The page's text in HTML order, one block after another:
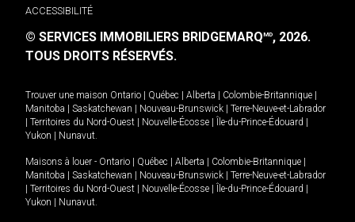
ACCESSIBILITÉ
© SERVICES IMMOBILIERS BRIDGEMARQMD, 2026.
TOUS DROITS RÉSERVÉS.
Trouver une maison Ontario Québec Alberta Colombie-Britannique
Manitoba
Saskatchewan Nouveau-Brunswick
Terre-Neuve-et-Labrador
Territoires du Nord-Ouest Nouvelle-Écosse Île-du-Prince-Édouard
Yukon
Nunavut.
Maisons à louer - Ontario Québec Alberta Colombie-Britannique
Manitoba
Saskatchewan Nouveau-Brunswick
Terre-Neuve-et-Labrador
Territoires du Nord-Ouest Nouvelle-Écosse Île-du-Prince-Édouard
Yukon
Nunavut.